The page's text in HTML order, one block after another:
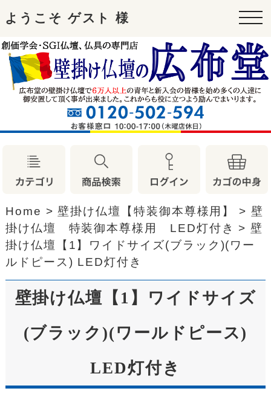
ようこそ ゲスト 様
Home >壁掛け仏壇【特装御本尊様用】 >壁
掛け仏壇 特装御本尊様用 LED灯付き
>壁
掛け仏壇【1】ワイドサイズ(ブラック)(ワー
ルドピース) LED灯付き
壁掛け仏壇【1】ワイドサイズ
(ブラック)(ワールドピース)
LED灯付き